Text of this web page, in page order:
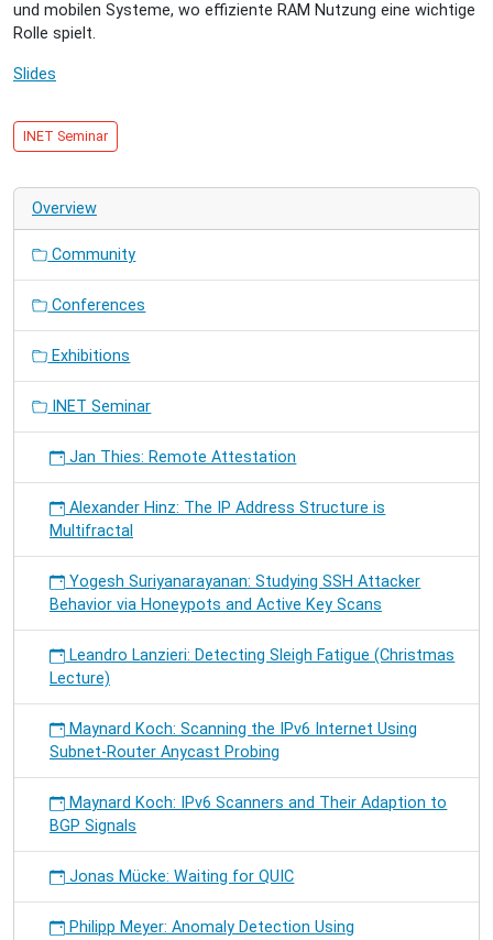
und mobilen Systeme, wo effiziente RAM Nutzung eine wichtige
Rolle spielt.
Slides
INET Seminar
Overview
Community
Conferences
Exhibitions
INET Seminar
Jan Thies: Remote Attestation
Alexander Hinz: The IP Address Structure is
Multifractal
Yogesh Suriyanarayanan: Studying SSH Attacker
Behavior via Honeypots and Active Key Scans
Leandro Lanzieri: Detecting Sleigh Fatigue (Christmas
Lecture)
Maynard Koch: Scanning the IPv6 Internet Using
Subnet-Router Anycast Probing
Maynard Koch: IPv6 Scanners and Their Adaption to
BGP Signals
Jonas Mücke: Waiting for QUIC
Philipp Meyer: Anomaly Detection Using